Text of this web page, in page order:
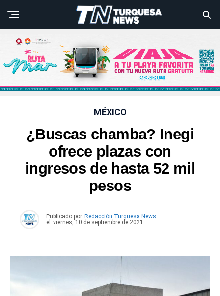
MÉXICO
¿Buscas chamba? Inegi
ofrece plazas con
ingresos de hasta 52 mil
pesos
Publicado por Redacción Turquesa News
el viernes, 10 de septiembre de 2021